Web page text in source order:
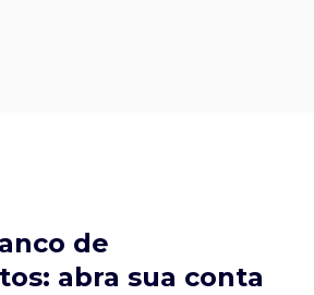
de
abra sua conta